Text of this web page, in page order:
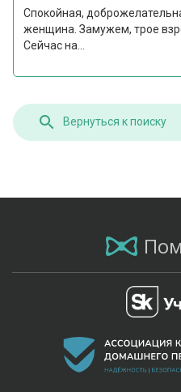
Спокойная,
женщина. Замужем, трое
Сейчас на...
Вернуться к поиску